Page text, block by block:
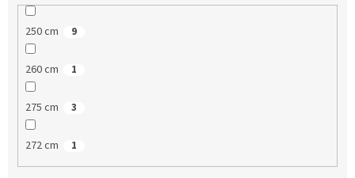
250 cm 9
260 cm 1
275 cm 3
272 cm 1